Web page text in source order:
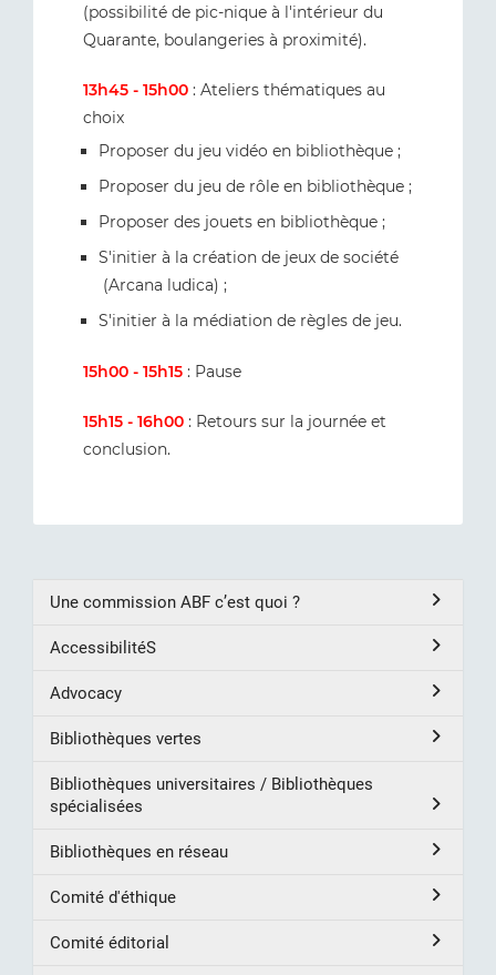
(possibilité de pic-nique à l'intérieur du
Quarante, boulangeries à proximité).
13h45 - 15h00 : Ateliers thématiques au
choix
Proposer du jeu vidéo en bibliothèque ;
Proposer du jeu de rôle en bibliothèque ;
Proposer des jouets en bibliothèque ;
S'initier à la création de jeux de société
(Arcana ludica) ;
S'initier à la médiation de règles de jeu.
15h00 - 15h15 : Pause
15h15 - 16h00 : Retours sur la journée et
conclusion.
Une commission ABF c’est quoi ?
AccessibilitéS
Advocacy
Bibliothèques vertes
Bibliothèques universitaires / Bibliothèques
spécialisées
Bibliothèques en réseau
Comité d'éthique
Comité éditorial